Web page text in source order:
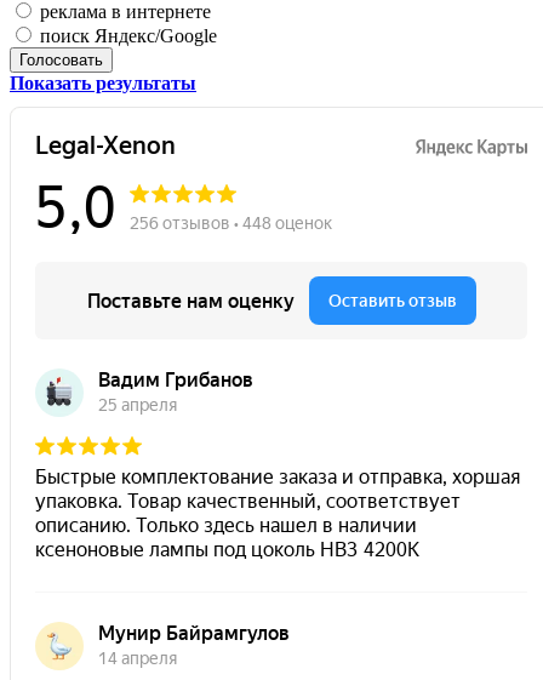
реклама в интернете
поиск Яндекс/Google
Голосовать
Показать результаты